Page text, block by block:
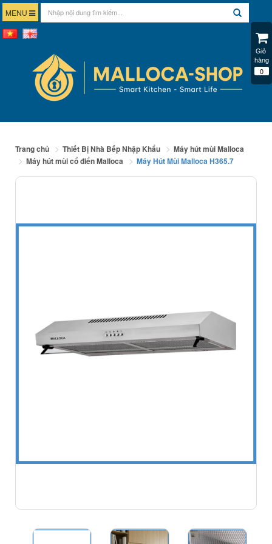
MENU
Trang chủ Thiết Bị Nhà Bếp Nhập Khẩu
Máy hút mùi Malloca
Máy hút mùi cổ điển Malloca
Máy Hút Mùi Malloca H365.7
Giỏ
hàng
0